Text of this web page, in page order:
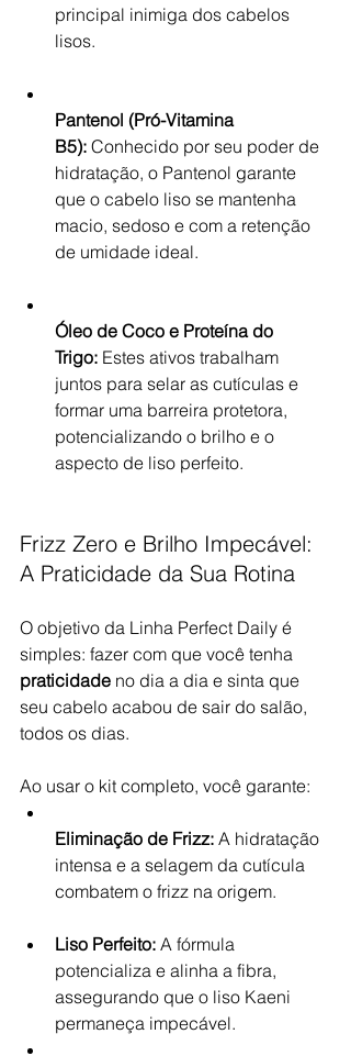
principal inimiga dos cabelos
lisos.
Pantenol (Pró-Vitamina
B5): Conhecido por seu poder de
hidratação, o Pantenol garante
que o cabelo liso se mantenha
macio, sedoso e com a retenção
de umidade ideal.
Óleo de Coco e Proteína do
Trigo: Estes ativos trabalham
juntos para selar as cutículas e
formar uma barreira protetora,
potencializando o brilho e o
aspecto de liso perfeito.
Frizz Zero e Brilho Impecável:
A Praticidade da Sua Rotina
O objetivo da Linha Perfect Daily é
simples: fazer com que você tenha
praticidade no dia a dia e sinta que
seu cabelo acabou de sair do salão,
todos os dias.
Ao usar o kit completo, você garante:
Eliminação de Frizz: A hidratação
intensa e a selagem da cutícula
combatem o frizz na origem.
Liso Perfeito: A fórmula
potencializa e alinha a fibra,
assegurando que o liso Kaeni
permaneça impecável.